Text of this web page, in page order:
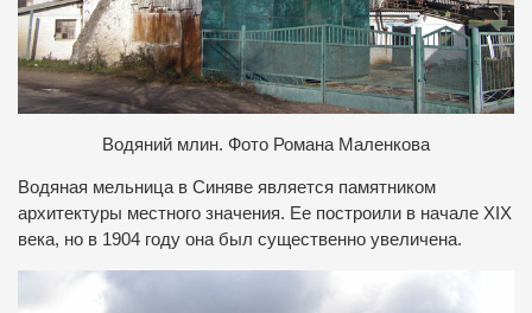
Водяний млин. Фото Романа Маленкова
Водяная мельница в Синяве является памятником
архитектуры местного значения. Ее построили в начале XIX
века, но в 1904 году она был существенно увеличена.